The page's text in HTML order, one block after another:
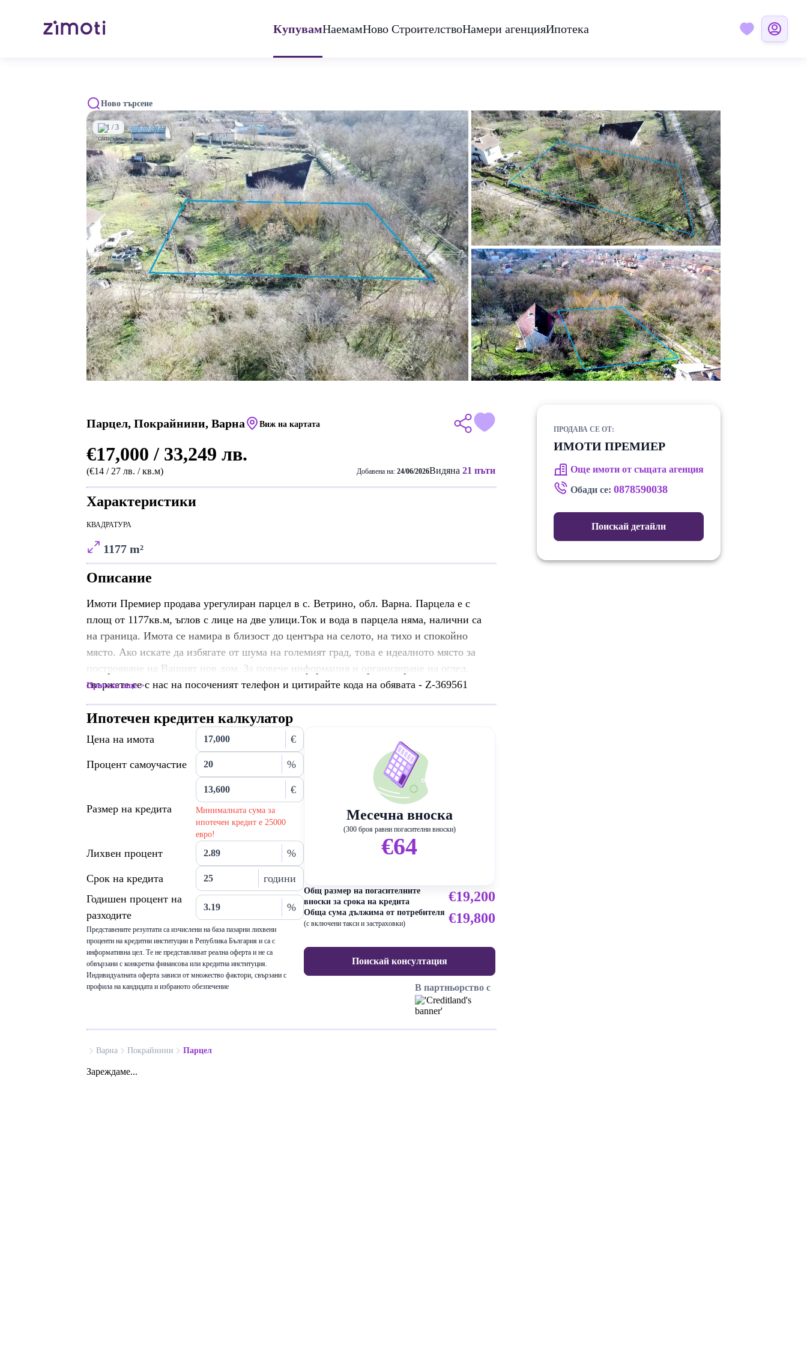
КупувамНаемамНово СтроителствоНамери агенцияИпотека
Ново търсене
1 / 3
Парцел, Покрайнини, Варна Виж на картата
€17,000 / 33,249 лв.
(€14 / 27 лв. / кв.м) Добавена на: 24/06/2026Видяна 21 пъти
Характеристики
КВАДРАТУРА
1177 m²
Описание
Имоти Премиер продава урегулиран парцел в с. Ветрино, обл. Варна. Парцела е с
площ от 1177кв.м, ъглов с лице на две улици.Ток и вода в парцела няма, налични са
на граница. Имота се намира в близост до центъра на селото, на тихо и спокойно
място. Ако искате да избягате от шума на големият град, това е идеалното място за
построявяне на Вашият нов дом. За повече информация и организиране на оглед,
свържете се с нас на посоченият телефон и цитирайте кода на обявата - Z-369561
Прочети още
Ипотечен кредитен калкулатор
Цена на имота €
Процент самоучастие %
Размер на кредита
€
Минималната сума за
ипотечен кредит е 25000
евро!
Лихвен процент %
Срок на кредита
години
Годишен процент на
разходите
%
Представените резултати са изчислени на база пазарни лихвени
проценти на кредитни институции в Република България и са с
информативна цел. Те не представляват реална оферта и не са
обвързани с конкретна финансова или кредитна институция.
Индивидуалната оферта зависи от множество фактори, свързани с
профила на кандидата и избраното обезпечение
Месечна вноска
(300 броя равни погасителни вноски)
€64
Общ размер на погасителните
вноски за срока на кредита
€19,200
Обща сума дължима от потребителя
(с включени такси и застраховки) €19,800
Поискай консултация
В партньорство с
ПРОДАВА СЕ ОТ:
ИМОТИ ПРЕМИЕР
Още имоти от същата агенция
Обади се: 0878590038
Поискай детайли
Варна Покрайнини Парцел
Зареждаме...